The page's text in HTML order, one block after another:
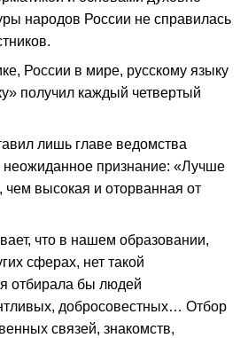
народов России не справилась
России в мире, русскому языку
получил каждый четвертый
лишь главе ведомства
признание: «Лучше
чем высокая и оторванная от
что в нашем образовании,
сферах, нет такой
отбирала бы людей
добросовестных… Отбор
связей, знакомств,